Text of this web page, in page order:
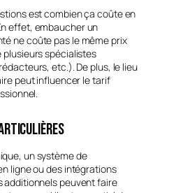
est combien ça coûte en
effet, embaucher un
ne coûte pas le même prix
plusieurs spécialistes
etc.). De plus, le lieu
peut influencer le tarif
un système de
ligne ou des intégrations
additionnels peuvent faire